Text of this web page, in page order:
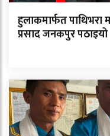
हुलाकमार्फत पाथिभरा
प्रसाद जनकपुर पठाइयो